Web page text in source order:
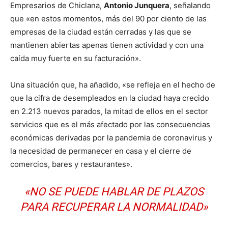
Empresarios de Chiclana, Antonio Junquera, señalando
que «en estos momentos, más del 90 por ciento de las
empresas de la ciudad están cerradas y las que se
mantienen abiertas apenas tienen actividad y con una
caída muy fuerte en su facturación».
Una situación que, ha añadido, «se refleja en el hecho de
que la cifra de desempleados en la ciudad haya crecido
en 2.213 nuevos parados, la mitad de ellos en el sector
servicios que es el más afectado por las consecuencias
económicas derivadas por la pandemia de coronavirus y
la necesidad de permanecer en casa y el cierre de
comercios, bares y restaurantes».
«NO SE PUEDE HABLAR DE PLAZOS
PARA RECUPERAR LA NORMALIDAD»